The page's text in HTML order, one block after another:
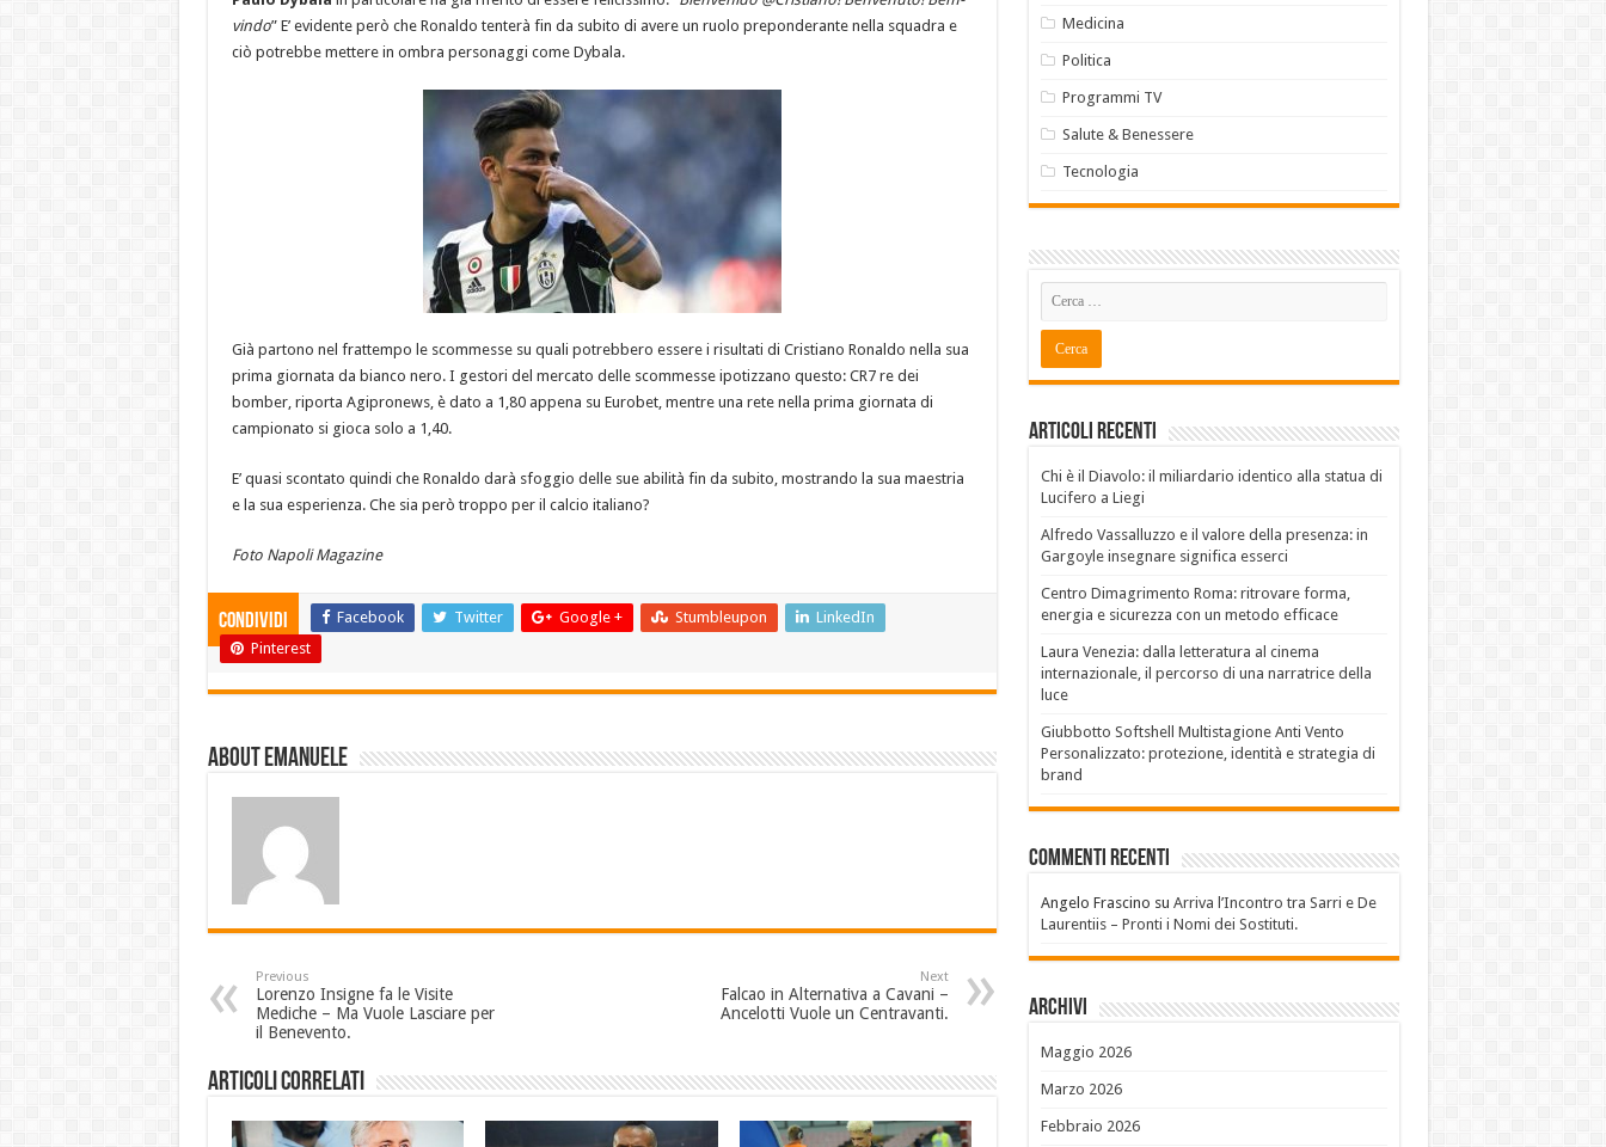
vindo” E’ evidente però che Ronaldo tenterà fin da subito di avere un ruolo preponderante nella squadra e
ciò potrebbe mettere in ombra personaggi come Dybala.
Già partono nel frattempo le scommesse su quali potrebbero essere i risultati di Cristiano Ronaldo nella sua
prima giornata da bianco nero. I gestori del mercato delle scommesse ipotizzano questo: CR7 re dei
bomber, riporta Agipronews, è dato a 1,80 appena su Eurobet, mentre una rete nella prima giornata di
campionato si gioca solo a 1,40.
E’ quasi scontato quindi che Ronaldo darà sfoggio delle sue abilità fin da subito, mostrando la sua maestria
e la sua esperienza. Che sia però troppo per il calcio italiano?
Foto Napoli Magazine
Condividi Facebook Twitter Google + Stumbleupon
LinkedIn
Pinterest
About emanuele
Previous
Lorenzo Insigne fa le Visite
Mediche – Ma Vuole Lasciare per
il Benevento.
Next
Falcao in Alternativa a Cavani –
Ancelotti Vuole un Centravanti.
Articoli Correlati
Medicina
Politica
Programmi TV
Salute & Benessere
Tecnologia
Articoli recenti
Chi è il Diavolo: il miliardario identico alla statua di
Lucifero a Liegi
Alfredo Vassalluzzo e il valore della presenza: in
Gargoyle insegnare significa esserci
Centro Dimagrimento Roma: ritrovare forma,
energia e sicurezza con un metodo efficace
Laura Venezia: dalla letteratura al cinema
internazionale, il percorso di una narratrice della
luce
Giubbotto Softshell Multistagione Anti Vento
Personalizzato: protezione, identità e strategia di
brand
Commenti recenti
Angelo Frascino su Arriva l’Incontro tra Sarri e De
Laurentiis – Pronti i Nomi dei Sostituti.
Archivi
Maggio 2026
Marzo 2026
Febbraio 2026